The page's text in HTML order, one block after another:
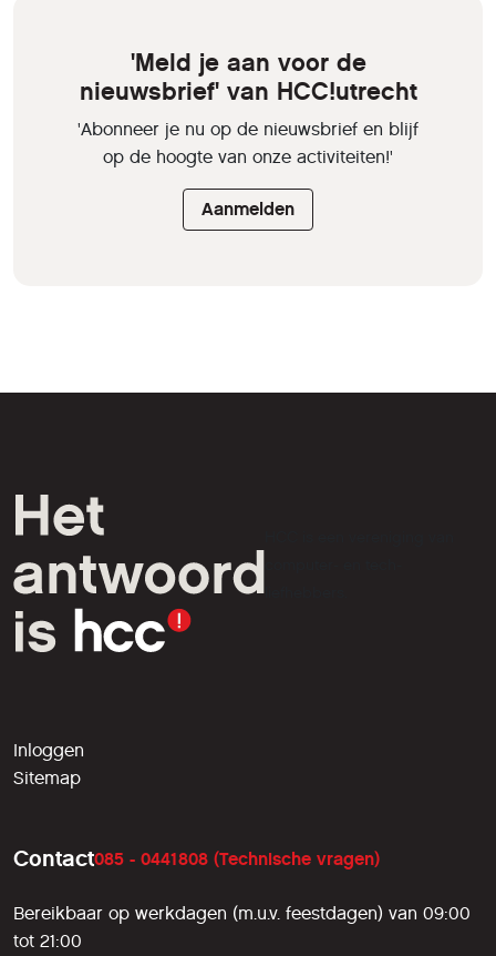
'Meld je aan voor de
nieuwsbrief' van HCC!utrecht
'Abonneer je nu op de nieuwsbrief en blijf
op de hoogte van onze activiteiten!'
Aanmelden
liefhebbers.
Inloggen
Sitemap
Contact085 - 0441808 (Technische vragen)
Bereikbaar op werkdagen (m.u.v. feestdagen) van 09:00
tot 21:00